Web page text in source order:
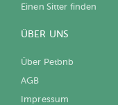
Einen Sitter finden
ÜBER UNS
Über Petbnb
AGB
Impressum